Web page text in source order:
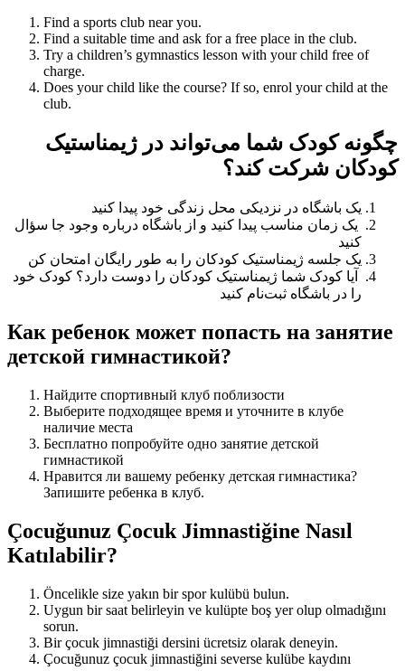
Find a sports club near you.
Find a suitable time and ask for a free place in the club.
Try a children’s gymnastics lesson with your child free of
charge.
Does your child like the course? If so, enrol your child at the
club.
چگونه کودک شما می‌تواند در ژیمناستیک
کودکان شرکت کند؟
یک باشگاه در نزدیکی محل زندگی خود پیدا کنید
یک زمان مناسب پیدا کنید و از باشگاه درباره وجود جا سؤال
کنید
یک جلسه ژیمناستیک کودکان را به طور رایگان امتحان کن
آیا کودک شما ژیمناستیک کودکان را دوست دارد؟ کودک خود
را در باشگاه ثبت‌نام کنید
Как ребенок может попасть на занятие
детской гимнастикой?
Найдите спортивный клуб поблизости
Выберите подходящее время и уточните в клубе
наличие места
Бесплатно попробуйте одно занятие детской
гимнастикой
Нравится ли вашему ребенку детская гимнастика?
Запишите ребенка в клуб.
Çocuğunuz Çocuk Jimnastiğine Nasıl
Katılabilir?
Öncelikle size yakın bir spor kulübü bulun.
Uygun bir saat belirleyin ve kulüpte boş yer olup olmadığını
sorun.
Bir çocuk jimnastiği dersini ücretsiz olarak deneyin.
Çocuğunuz çocuk jimnastiğini severse kulübe kaydını